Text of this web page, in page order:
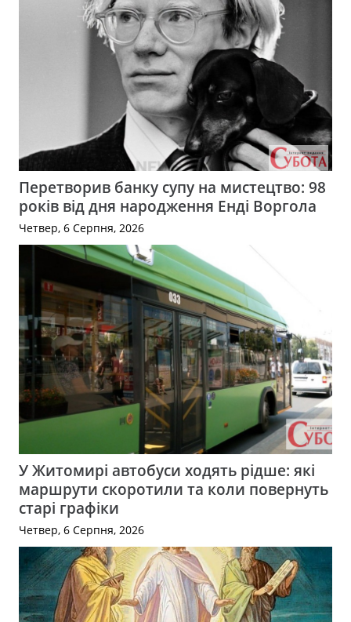
Перетворив банку супу на мистецтво: 98
років від дня народження Енді Воргола
Четвер, 6 Серпня, 2026
У Житомирі автобуси ходять рідше: які
маршрути скоротили та коли повернуть
старі графіки
Четвер, 6 Серпня, 2026